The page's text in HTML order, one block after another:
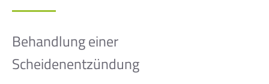
Behandlung einer
Scheidenentzündung